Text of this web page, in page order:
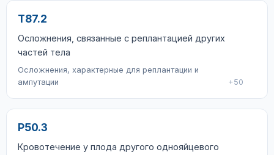
T87.2
Осложнения, связанные с реплантацией других
частей тела
Осложнения, характерные для реплантации и
ампутации
+50
P50.3
Кровотечение у плода другого однояйцевого